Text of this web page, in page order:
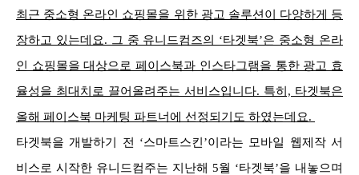
최근 중소형 온라인 쇼핑몰을 위한 광고 솔루션이 다양하게 등
장하고 있는데요. 그 중 유니드컴즈의 ‘타겟북’은 중소형 온라
인 쇼핑몰을 대상으로 페이스북과 인스타그램을 통한 광고 효
율성을 최대치로 끌어올려주는 서비스입니다. 특히, 타겟북은
올해 페이스북 마케팅 파트너에 선정되기도 하였는데요.
타겟북을 개발하기 전 ‘스마트스킨’이라는 모바일 웹제작 서
비스로 시작한 유니드컴주는 지난해 5월 ‘타겟북’을 내놓으며